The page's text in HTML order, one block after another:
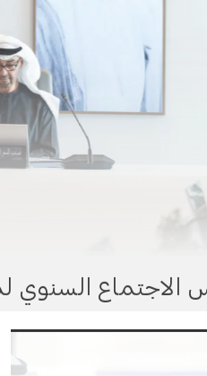
الاجتماع السنوي